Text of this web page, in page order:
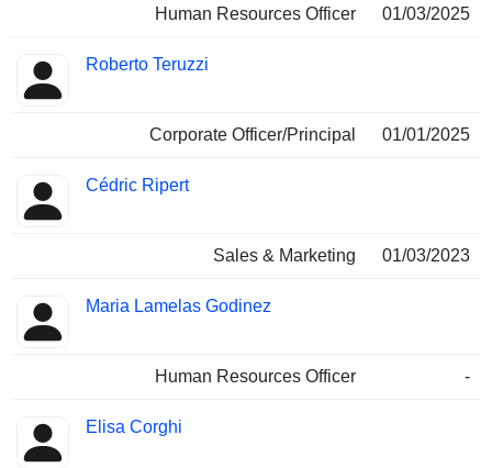
Human Resources Officer 01/03/2025
Roberto Teruzzi
Corporate Officer/Principal 01/01/2025
Cédric Ripert
Sales & Marketing 01/03/2023
Maria Lamelas Godinez
Human Resources Officer -
Elisa Corghi